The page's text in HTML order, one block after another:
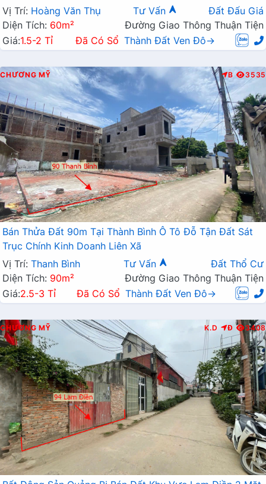
Vị Trí: Hoàng Văn Thụ Tư Vấn
Đất Đấu Giá
Diện Tích: 60m²
Đường Giao Thông Thuận Tiện
Giá:1.5-2 Tỉ Đã Có Sổ Thành Đất Ven Đô→
CHƯƠNG MỸ B 3535
Bán Thửa Đất 90m Tại Thành Bình Ô Tô Đỗ Tận Đất Sát
Trục Chính Kinh Doanh Liên Xã
Vị Trí: Thanh Bình Tư Vấn
Đất Thổ Cư
Diện Tích: 90m²
Đường Giao Thông Thuận Tiện
Giá:2.5-3 Tỉ Đã Có Sổ Thành Đất Ven Đô→
CHƯƠNG MỸ K.D Đ 3408